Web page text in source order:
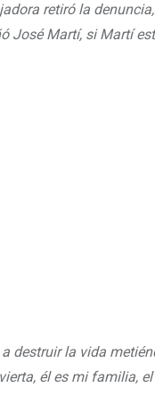
retiró la
José Martí, si Martí
destruir la vida
él es mi familia,